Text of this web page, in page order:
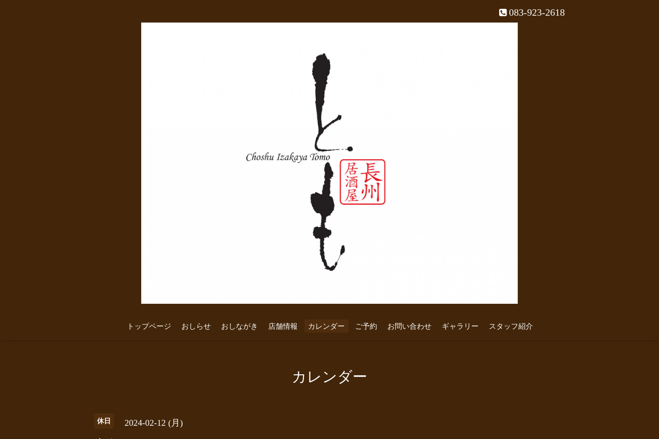
083-923-2618
トップページ おしらせ おしながき 店舗情報 カレンダー ご予約 お問い合わせ ギャラリー スタッフ紹介
カレンダー
休日 2024-02-12 (月)